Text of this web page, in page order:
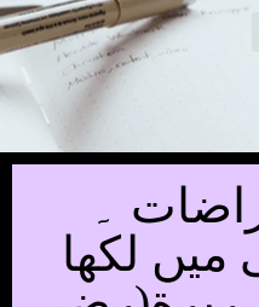
۔
میں لکھا